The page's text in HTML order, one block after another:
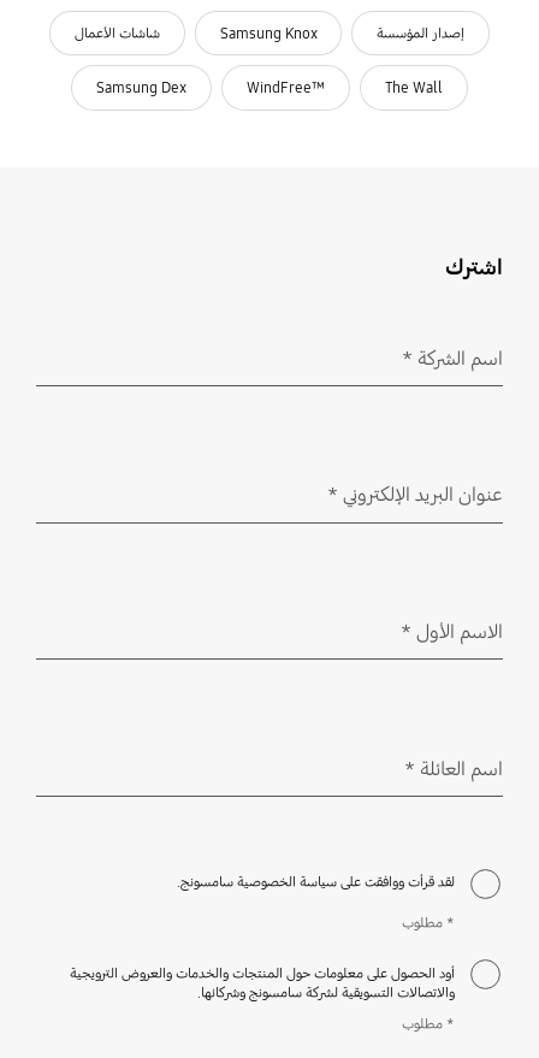
إصدار المؤسسة Samsung Knox شاشات الأعمال
The Wall
™WindFree
Samsung Dex
اشترك
اسم الشركة *
عنوان البريد الإلكتروني *
الاسم الأول *
اسم العائلة *
لقد قرأت ووافقت على سياسة الخصوصية سامسونج.
* مطلوب
أود الحصول على معلومات حول المنتجات والخدمات والعروض الترويجية
والاتصالات التسويقية لشركة سامسونج وشركائها.
* مطلوب